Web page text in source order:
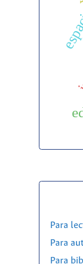
Para
Para
Para